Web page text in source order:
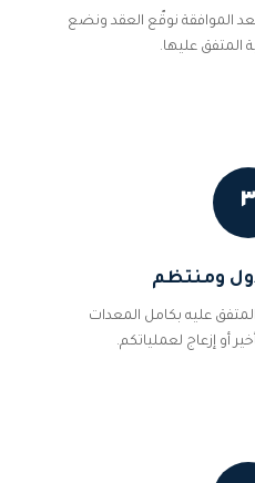
الموافقة نوقّع العقد ونضع
المتفق عليها.
٣
ومنتظم
عليه بكامل المعدات
أو إزعاج لعملياتكم.